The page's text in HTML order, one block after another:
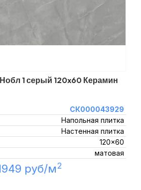
1 серый 120x60 Керамин
СК000043929
Напольная плитка
Настенная плитка
120x60
матовая
руб/м2